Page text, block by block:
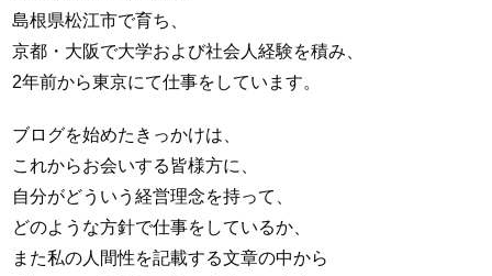
島根県松江市で育ち、
京都・大阪で大学および社会人経験を積み、
2年前から東京にて仕事をしています。
ブログを始めたきっかけは、
これからお会いする皆様方に、
自分がどういう経営理念を持って、
どのような方針で仕事をしているか、
また私の人間性を記載する文章の中から